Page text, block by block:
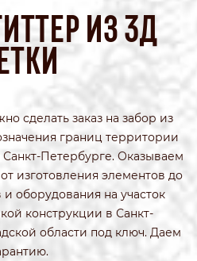
ИЗ 3Д
сделать заказ на забор из
границ территории
Петербурге. Оказываем
изготовления элементов до
оборудования на участок
конструкции в Санкт-
области под ключ. Даем